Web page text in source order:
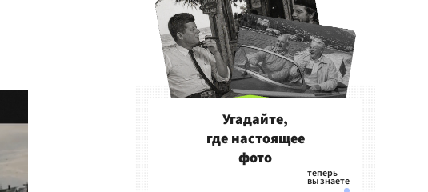
Угадайте,
где настоящее
фото